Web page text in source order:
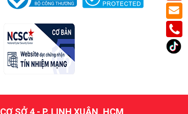
CƠ SỞ 4 - P. LINH XUÂN, HCM